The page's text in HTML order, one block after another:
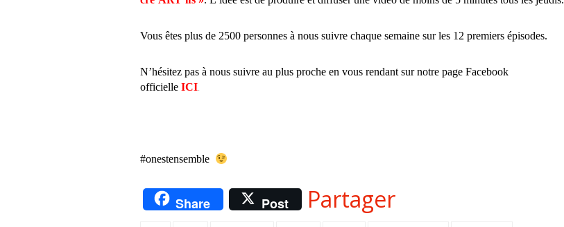
Vous êtes plus de 2500 personnes à nous suivre chaque semaine sur les 12 premiers épisodes.
N’hésitez pas à nous suivre au plus proche en vous rendant sur notre page Facebook
officielle ICI.
#onestensemble
Share Post Partager